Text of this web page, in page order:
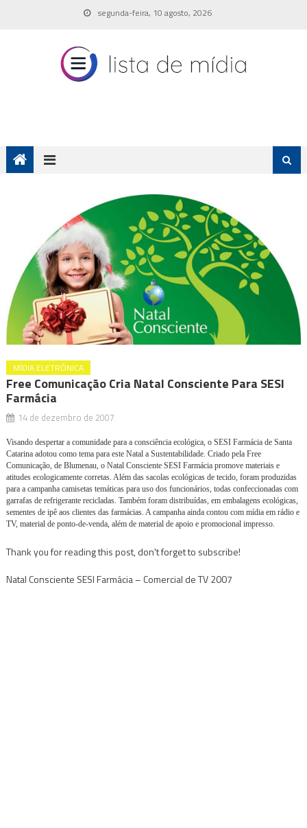
segunda-feira, 10 agosto, 2026
MÍDIA ELETRÔNICA
Free Comunicação Cria Natal Consciente Para SESI
Farmácia
14 de dezembro de 2007
Visando despertar a comunidade para a consciência ecológica, o SESI Farmácia de Santa
Catarina adotou como tema para este Natal a Sustentabilidade. Criado pela Free
Comunicação, de Blumenau, o Natal Consciente SESI Farmácia promove materiais e
atitudes ecologicamente corretas. Além das sacolas ecológicas de tecido, foram produzidas
para a campanha camisetas temáticas para uso dos funcionários, todas confeccionadas com
garrafas de refrigerante recicladas. Também foram distribuídas, em embalagens ecológicas,
sementes de ipê aos clientes das farmácias. A campanha ainda contou com mídia em rádio e
TV, material de ponto-de-venda, além de material de apoio e promocional impresso.
Thank you for reading this post, don't forget to subscribe!
Natal Consciente SESI Farmácia – Comercial de TV 2007